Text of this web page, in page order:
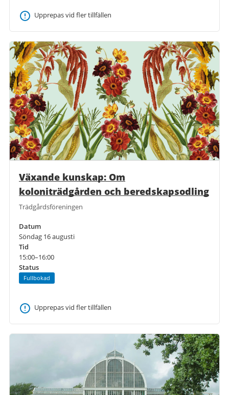
Upprepas vid fler tillfällen
Växande kunskap: Om
koloniträdgården och beredskapsodling
Trädgårdsföreningen
Datum
Söndag 16 augusti
Tid
15:00–16:00
Status
Fullbokad
Upprepas vid fler tillfällen